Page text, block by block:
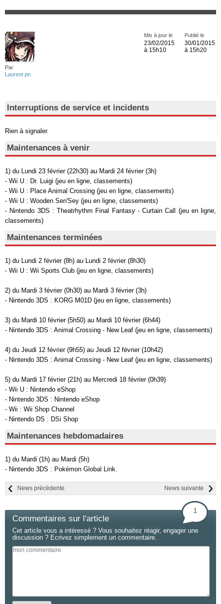
Par
Laurent pn
Publié le
30/01/2015
à 15h20
Mis à jour le
23/02/2015
à 15h10
Interruptions de service et incidents
Rien à signaler.
Maintenances à venir
1) du Lundi 23 février (22h30) au Mardi 24 février (3h)
- Wii U : Dr. Luigi (jeu en ligne, classements)
- Wii U : Place Animal Crossing (jeu en ligne, classements)
- Wii U : Wooden Sen'Sey (jeu en ligne, classements)
- Nintendo 3DS : Theatrhythm Final Fantasy - Curtain Call (jeu en ligne,
classements)
Maintenances terminées
1) du Lundi 2 février (8h) au Lundi 2 février (8h30)
- Wii U : Wii Sports Club (jeu en ligne, classements)
2) du Mardi 3 février (0h30) au Mardi 3 février (3h)
- Nintendo 3DS : KORG M01D (jeu en ligne, classements)
3) du Mardi 10 février (5h50) au Mardi 10 février (6h44)
- Nintendo 3DS : Animal Crossing - New Leaf (jeu en ligne, classements)
4) du Jeudi 12 février (9h55) au Jeudi 12 février (10h42)
- Nintendo 3DS : Animal Crossing - New Leaf (jeu en ligne, classements)
5) du Mardi 17 février (21h) au Mercredi 18 février (0h39)
- Wii U : Nintendo eShop
- Nintendo 3DS : Nintendo eShop
- Wii : Wii Shop Channel
- Nintendo DS : DSi Shop
Maintenances hebdomadaires
1) du Mardi (1h) au Mardi (5h)
- Nintendo 3DS : Pokémon Global Link.
News suivante
News précédente
Commentaires sur l'article
1
Cet article vous a intéressé ? Vous souhaitez réagir, engager une
discussion ? Ecrivez simplement un commentaire.